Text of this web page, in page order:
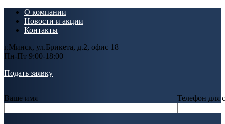
О компании
Новости и акции
Контакты
г.Минск, ул.Брикета, д.2, офис 18
Пн-Пт 9:00-18:00
Подать заявку
Ваше имя Телефон для